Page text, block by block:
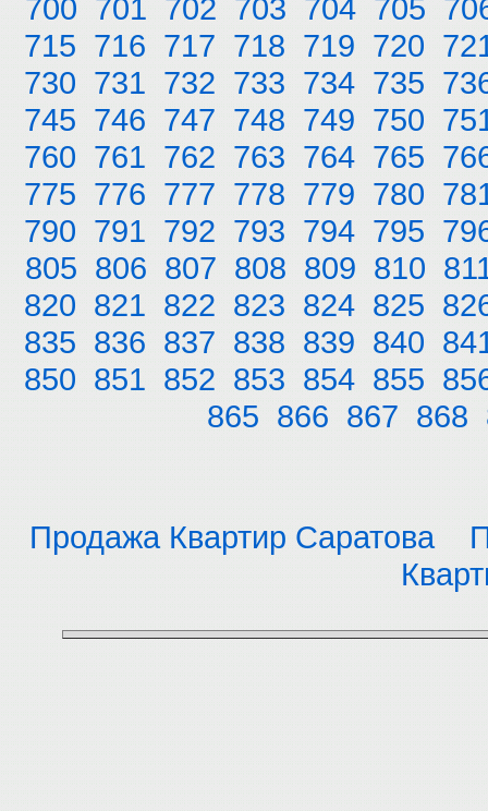
700 701 702 703 704 705
715 716 717 718 719 720
730 731 732 733 734 735
745 746 747 748 749 750
760 761 762 763 764 765
775 776 777 778 779 780
790 791 792 793 794 795
805 806 807 808 809 810
820 821 822 823 824 825
835 836 837 838 839 840
850 851 852 853 854 855
865 866 867 868
Продажа Квартир Саратова